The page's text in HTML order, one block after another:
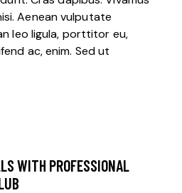
Aenean vulputate
leo ligula, porttitor eu,
ac, enim. Sed ut
WITH PROFESSIONAL